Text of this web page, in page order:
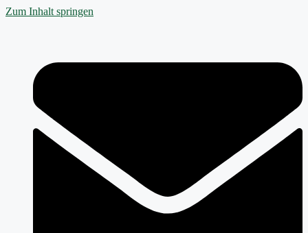
Zum Inhalt springen